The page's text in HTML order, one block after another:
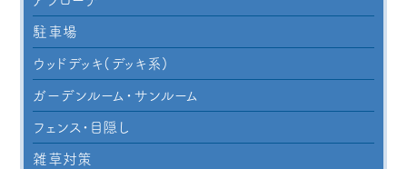
駐車場
ウッドデッキ(デッキ系)
ガーデンルーム・サンルーム
フェンス・目隠し
雑草対策